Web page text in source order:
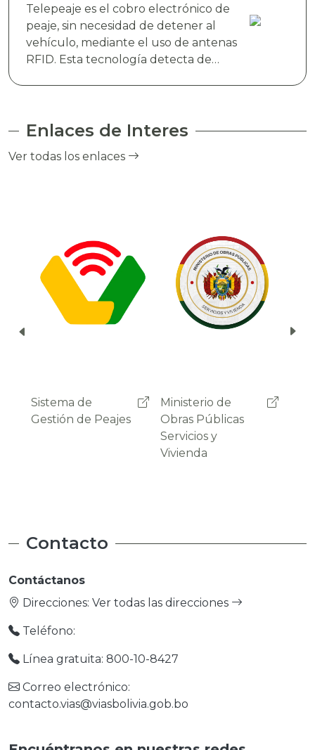
Telepeaje es el cobro electrónico de
peaje, sin necesidad de detener al
vehículo, mediante el uso de antenas
RFID. Esta tecnología detecta de
el cobro de peaje a través del debito
usuario.
Enlaces de Interes
Ver todas los enlaces
Ministerio de
Obras Públicas
Administradora
Boliviana de
Carreteras
Contacto
Contáctanos
Direcciones: Ver todas las direcciones
Teléfono:
Línea gratuita: 800-10-8427
Correo electrónico:
contacto.vias@viasbolivia.gob.bo